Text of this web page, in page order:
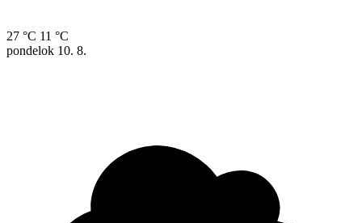
27 °C 11 °C
pondelok 10. 8.